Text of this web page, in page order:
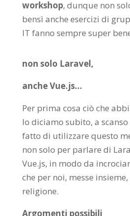
workshop, dunque non
bensì anche esercizi di
IT fanno sempre super
non solo Laravel,
anche Vue.js…
Per prima cosa ciò che
lo diciamo subito, a
fatto di utilizzare questo
non solo per parlare di
Vue.js, in modo da
che per noi, messe
religione.
Argomenti possibili